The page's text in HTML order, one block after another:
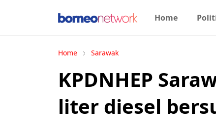
Home
Home Sarawak
KPDNHEP
liter diesel